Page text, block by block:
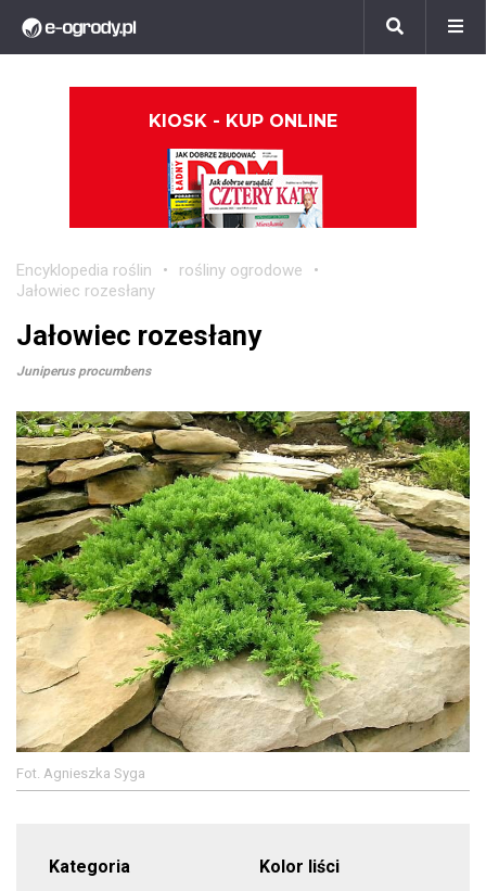
KIOSK - KUP ONLINE
Encyklopedia roślin
rośliny ogrodowe
Jałowiec rozesłany
Jałowiec rozesłany
Juniperus procumbens
Fot. Agnieszka Syga
Kategoria
Kolor liści